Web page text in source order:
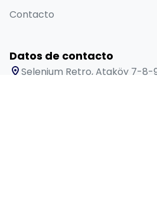
Contacto
Datos de contacto
Selenium Retro, Ataköy 7-8-